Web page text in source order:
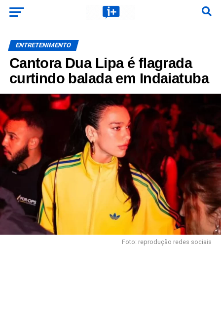
ENTRETENIMENTO
Cantora Dua Lipa é flagrada
curtindo balada em Indaiatuba
Foto: reprodução redes sociais